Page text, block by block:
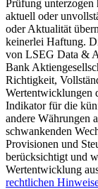
Prüfung
aktuell oder
oder Aktualität
keinerlei Haftung.
von LSEG Data &
Bank
Richtigkeit,
Wertentwicklungen
Indikator für die
andere Währungen
schwankenden
Provisionen und
berücksichtigt und
Wertentwicklung
rechtlichen